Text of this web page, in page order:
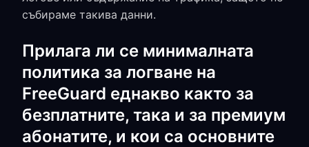
събираме такива данни.
Прилага ли се минималната
политика за логване на
FreeGuard еднакво както за
безплатните, така и за премиум
абонатите, и кои са основните